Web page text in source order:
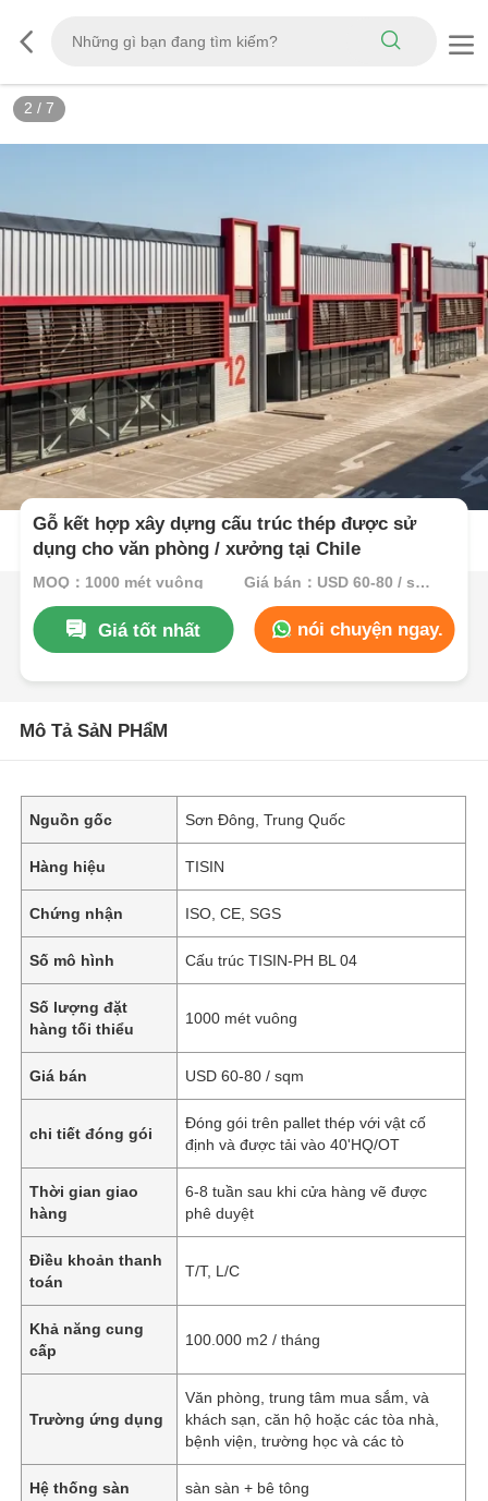
2 / 7
Gỗ kết hợp xây dựng cấu trúc thép được sử
dụng cho văn phòng / xưởng tại Chile
MOQ：1000 mét vuông Giá bán：USD 60-80 / sqm
Giá tốt nhất nói chuyện ngay.
Mô Tả SảN PHẩM
Nguồn gốc Sơn Đông, Trung Quốc
Hàng hiệu TISIN
Chứng nhận ISO, CE, SGS
Số mô hình Cấu trúc TISIN-PH BL 04
Số lượng đặt
hàng tối thiểu
1000 mét vuông
Giá bán USD 60-80 / sqm
chi tiết đóng gói
Đóng gói trên pallet thép với vật cố
định và được tải vào 40'HQ/OT
Thời gian giao
hàng
6-8 tuần sau khi cửa hàng vẽ được
phê duyệt
Điều khoản thanh
toán
T/T, L/C
Khả năng cung
cấp
100.000 m2 / tháng
Trường ứng dụng
Văn phòng, trung tâm mua sắm, và
khách sạn, căn hộ hoặc các tòa nhà,
bệnh viện, trường học và các tò
Hệ thống sàn sàn sàn + bê tông